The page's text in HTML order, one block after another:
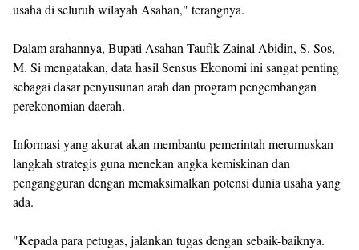
usaha di seluruh wilayah Asahan," terangnya.
Dalam arahannya, Bupati Asahan Taufik Zainal Abidin, S. Sos,
M. Si mengatakan, data hasil Sensus Ekonomi ini sangat penting
sebagai dasar penyusunan arah dan program pengembangan
perekonomian daerah.
Informasi yang akurat akan membantu pemerintah merumuskan
langkah strategis guna menekan angka kemiskinan dan
pengangguran dengan memaksimalkan potensi dunia usaha yang
ada.
"Kepada para petugas, jalankan tugas dengan sebaik-baiknya.